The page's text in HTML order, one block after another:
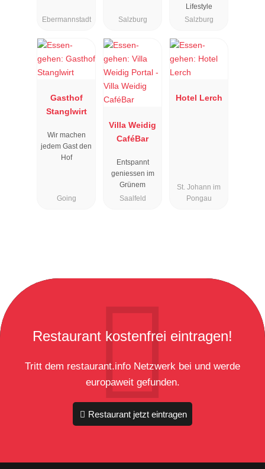
Ebermannstadt Salzburg
Lifestyle
Salzburg
Gasthof
Stanglwirt
Wir machen
jedem Gast den
Hof
Going
Villa Weidig
CaféBar
Entspannt
geniessen im
Grünem
Saalfeld
Hotel Lerch
St. Johann im
Pongau
Restaurant kostenfrei eintragen!
Tritt dem restaurant.info Netzwerk bei und werde
europaweit gefunden.
Restaurant jetzt eintragen